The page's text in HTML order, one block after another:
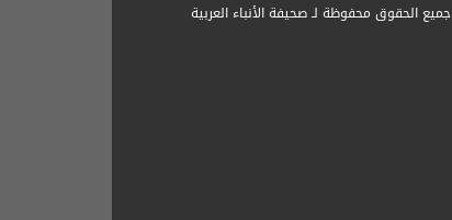
جميع الحقوق محفوظة لـ صحيفة الأنباء العربية